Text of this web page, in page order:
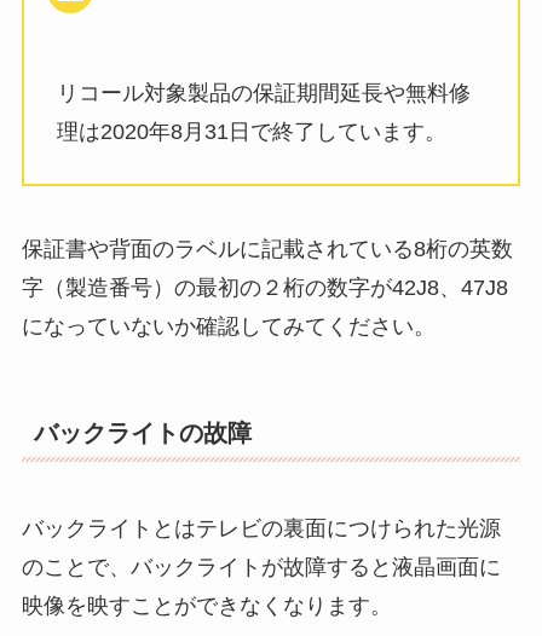
リコール対象製品の保証期間延長や無料修
理は2020年8月31日で終了しています。
保証書や背面のラベルに記載されている8桁の英数
字（製造番号）の最初の２桁の数字が42J8、47J8
になっていないか確認してみてください。
バックライトの故障
バックライトとはテレビの裏面につけられた光源
のことで、バックライトが故障すると液晶画面に
映像を映すことができなくなります。